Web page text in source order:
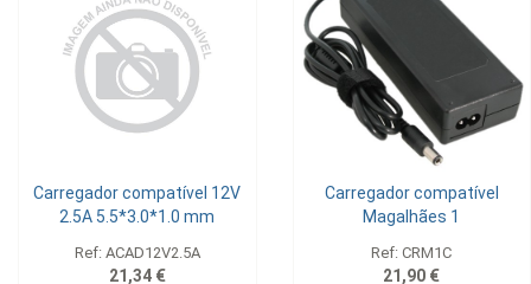
Carregador compatível 12V
2.5A 5.5*3.0*1.0 mm
Ref: ACAD12V2.5A
21,34 €
Carregador compatível
Magalhães 1
Ref: CRM1C
21,90 €